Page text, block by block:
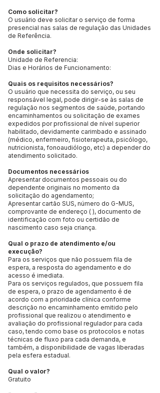
Como solicitar?
O usuário deve solicitar o serviço de forma
presencial nas salas de regulação das Unidades
de Referência.
Onde solicitar?
Unidade de Referencia:
Dias e Horários de Funcionamento:
Quais os requisitos necessários?
O usuário que necessita do serviço, ou seu
responsável legal, pode dirigir-se às salas de
regulação nos segmentos de saúde, portando
encaminhamentos ou solicitação de exames
expedidos por profissional de nível superior
habilitado, devidamente carimbado e assinado
(médico, enfermeiro, fisioterapeuta, psicólogo,
nutricionista, fonoaudiólogo, etc) a depender do
atendimento solicitado.
Documentos necessários
Apresentar documentos pessoais ou do
dependente originais no momento da
solicitação do agendamento;
Apresentar cartão SUS, número do G-MUS,
comprovante de endereço ( ), documento de
identificação com foto ou certidão de
nascimento caso seja criança.
Qual o prazo de atendimento e/ou
execução?
Para os serviços que não possuem fila de
espera, a resposta do agendamento e do
acesso é imediata.
Para os serviços regulados, que possuem fila
de espera, o prazo de agendamento é de
acordo com a prioridade clínica conforme
descrição no encaminhamento emitido pelo
profissional que realizou o atendimento e
avaliação do profissional regulador para cada
caso, tendo como base os protocolos e notas
técnicas de fluxo para cada demanda, e
também, a disponibilidade de vagas liberadas
pela esfera estadual.
Qual o valor?
Gratuito